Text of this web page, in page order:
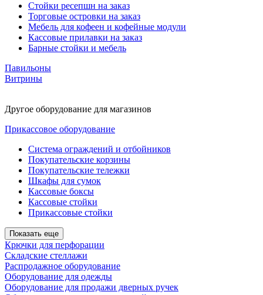
Стойки ресепшн на заказ
Торговые островки на заказ
Мебель для кофеен и кофейные модули
Кассовые прилавки на заказ
Барные стойки и мебель
Павильоны
Витрины
Другое оборудование для магазинов
Прикассовое оборудование
Система ограждений и отбойников
Покупательские корзины
Покупательские тележки
Шкафы для сумок
Кассовые боксы
Кассовые стойки
Прикассовые стойки
Показать еще
Крючки для перфорации
Складские стеллажи
Распродажное оборудование
Оборудование для одежды
Оборудование для продажи дверных ручек